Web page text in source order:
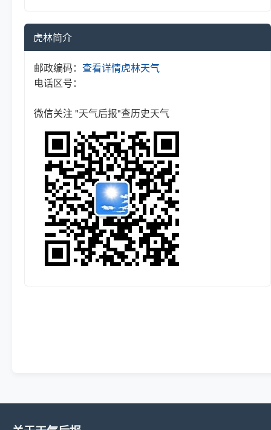
虎林简介
邮政编码：
电话区号：
查看详情虎林天气
微信关注 "天气后报"查历史天气